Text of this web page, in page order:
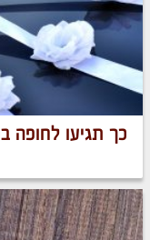
כך תגיעו לחופה